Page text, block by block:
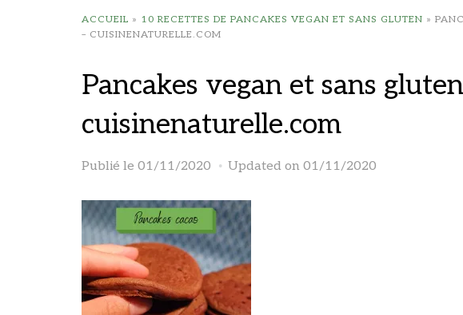
ACCUEIL » 10 RECETTES DE PANCAKES VEGAN ET SANS GLUTEN »
– CUISINENATURELLE.COM
Pancakes vegan et sans
cuisinenaturelle.com
Publié le 01/11/2020 Updated on 01/11/2020